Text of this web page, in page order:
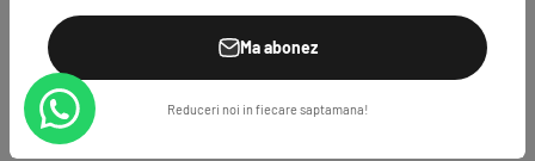
Ma abonez
Reduceri noi in fiecare saptamana!
2026 DecorTrendy. Proiect realizat de Transilvania Marketing